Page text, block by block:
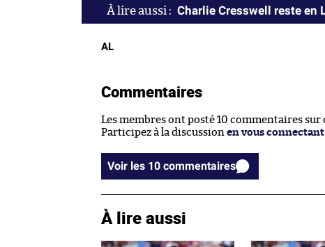
Charlie Cresswell reste en
AL
Commentaires
Les membres ont posté 10 commentaires sur
Participez à la discussion en vous connectant
Voir les 10 commentaires
À lire aussi